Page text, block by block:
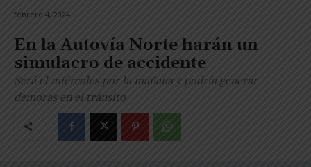
febrero 4, 2024
En la Autovía Norte harán un
simulacro de accidente
Será el miércoles por la mañana y podría generar
demoras en el tránsito